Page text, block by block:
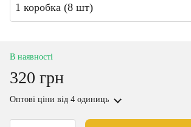
1 коробка (8 шт)
В наявності
320 грн
Оптові ціни від 4 одиниць